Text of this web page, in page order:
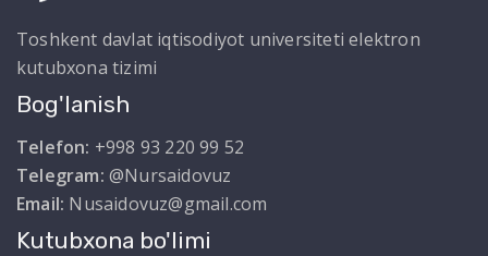
Toshkent davlat iqtisodiyot universiteti elektron
kutubxona tizimi
Bog'lanish
Telefon: +998 93 220 99 52
Telegram: @Nursaidovuz
Email: Nusaidovuz@gmail.com
Kutubxona bo'limi